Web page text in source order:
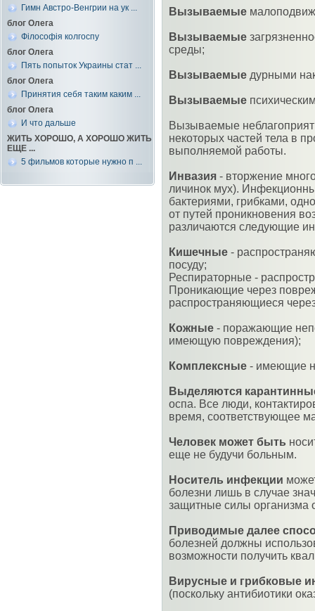
Гимн Австро-Венгрии на ук ...
блог Олега
Філософія колгоспу
блог Олега
Пять попыток Украины стат ...
блог Олега
Принятия себя таким каким ...
блог Олега
И что дальше
ЖИТЬ ХОРОШО, А ХОРОШО ЖИТЬ
ЕЩЕ ...
5 фильмов которые нужно п ...
Вызываемые
Вызываемые
среды;
Вызываемые дурными
Вызываемые
Вызываемые
некоторых частей тела в
выполняемой работы.
Инвазия - вторжение
личинок мух).
бактериями, грибками,
от путей проникновения
различаются следующие
Кишечные -
посуду;
Респираторные -
Проникающие через
распространяющиеся
Кожные - поражающие
имеющую повреждения);
Комплексные - имеющие
Выделяются
оспа. Все люди,
время, соответствующее
Человек может быть
еще не будучи больным.
Носитель инфекции
болезни лишь в случае
защитные силы организма
Приводимые далее
болезней должны
возможности получить
Вирусные и грибковые
(поскольку антибиотики